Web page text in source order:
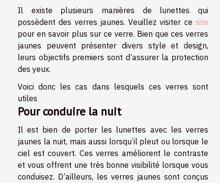
Il existe plusieurs manières de lunettes qui
possèdent des verres jaunes. Veuillez visiter ce site
pour en savoir plus sur ce verre. Bien que ces verres
jaunes peuvent présenter divers style et design,
leurs objectifs premiers sont d’assurer la protection
des yeux.
Voici donc les cas dans lesquels ces verres sont
utiles
Pour conduire la nuit
Il est bien de porter les lunettes avec les verres
jaunes la nuit, mais aussi lorsqu’il pleut ou lorsque le
ciel est couvert. Ces verres améliorent le contraste
et vous offrent une très bonne visibilité lorsque vous
conduisez. D’ailleurs, les verres jaunes sont conçus